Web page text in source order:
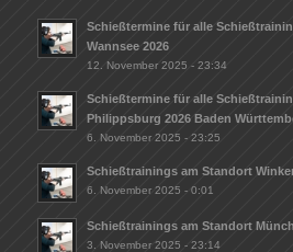
Schießtermine für alle
Wannsee 2026
12. November 2025 - 23:34
Schießtermine für alle
Philippsburg 2026 Baden
6. November 2025 - 23:25
Schießtrainings am Standort
6. November 2025 - 0:01
Schießtrainings am Standort
3. November 2025 - 23:14